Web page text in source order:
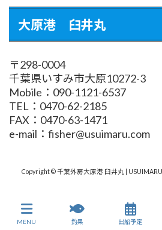
大原港 臼井丸
〒298-0004
千葉県いすみ市大原10272-3
Mobile：090-1121-6537
TEL：0470-62-2185
FAX：0470-63-1471
e-mail：fisher@usuimaru.com
Copyright © 千葉外房大原港 臼井丸 |
MENU 釣果 出船予定